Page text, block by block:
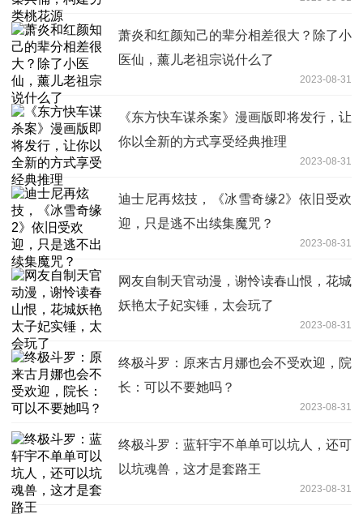
萧炎和红颜知己的辈分相差很大？除了小
医仙，薰儿老祖宗说什么了
2023-08-31
《东方快车谋杀案》漫画版即将发行，让
你以全新的方式享受经典推理
2023-08-31
迪士尼再炫技，《冰雪奇缘2》依旧受欢
迎，只是逃不出续集魔咒？
2023-08-31
网友自制天官动漫，谢怜读春山恨，花城
妖艳太子妃实锤，太会玩了
2023-08-31
终极斗罗：原来古月娜也会不受欢迎，院
长：可以不要她吗？
2023-08-31
终极斗罗：蓝轩宇不单单可以坑人，还可
以坑魂兽，这才是套路王
2023-08-31